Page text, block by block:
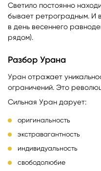
Светило постоянно
бывает ретроградным. И
в день весеннего
рядом).
Разбор Урана
Уран отражает
ограничений. Это
Сильная Уран дарует:
оригинальность
экстравагантность
индивидуальность
свободолюбие